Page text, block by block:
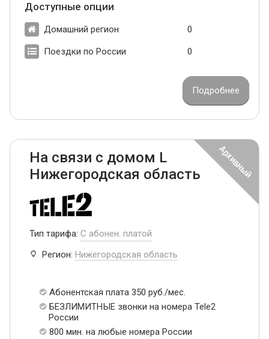
Доступные опции
Домашний регион 0
Поездки по России 0
Подробнее
На связи с домом L
Нижегородская область
Тип тарифа: С абонен. платой
Регион: Нижегородская область
Абонентская плата 350 руб./мес.
БЕЗЛИМИТНЫЕ звонки на номера Tele2
России
800 мин. на любые номера России